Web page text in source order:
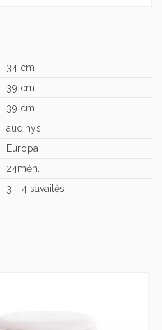
34 cm
39 cm
39 cm
audinys;
Europa
24mėn.
3 - 4 savaitės